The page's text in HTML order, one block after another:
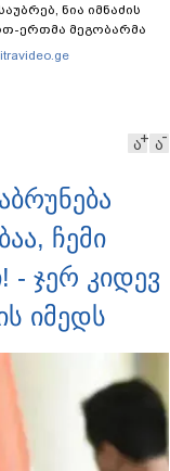
ნია იმნაძის
ერთმა მეგობარმა
- ეკა
ა ა
ჩემი
- ჯერ კიდევ
იმედს